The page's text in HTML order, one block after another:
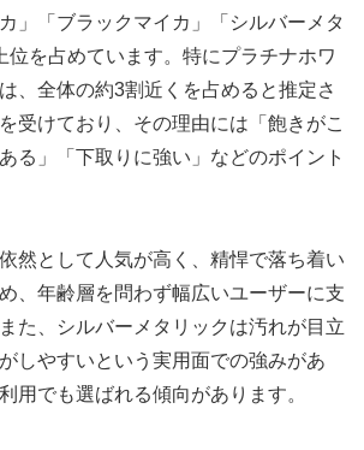
」「ブラックマイカ」「シルバーメタ
位を占めています。特にプラチナホワ
、全体の約3割近くを占めると推定さ
受けており、その理由には「飽きがこ
る」「下取りに強い」などのポイント
然として人気が高く、精悍で落ち着い
、年齢層を問わず幅広いユーザーに支
た、シルバーメタリックは汚れが目立
しやすいという実用面での強みがあ
用でも選ばれる傾向があります。